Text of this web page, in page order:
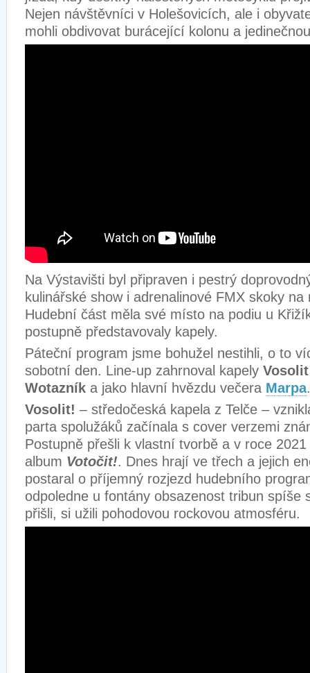
Nejen návštěvníci v Holešovicích, ale i
mohli obdivovat burácející kolonu a
Na Výstavišti byl připraven i pestrý
kulinářské show i adrenalinové FMX skoky na
Hudební část měla své místo na podiu u
postupně představovaly kapely.
Páteční program jsme bohužel nestihli, o to
sobotní den. Line-up zahrnoval kapely
Wotazník a jako hlavní hvězdu večera Marpa.
Vosolit! – středočeská kapela z Telče –
parta spolužáků začínala s cover verzemi
Postupně přešli k vlastní tvorbě a v roce
album Votočit!. Dnes hrají ve třech a jejich
postaral o příjemný rozjezd hudebního
odpoledne u fontány obsazenost tribun spíše
přišli, si užili pohodovou rockovou atmosféru.